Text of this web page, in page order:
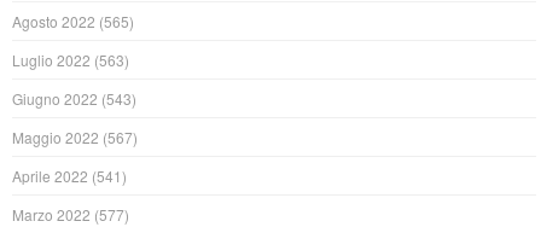
Agosto 2022 (565)
Luglio 2022 (563)
Giugno 2022 (543)
Maggio 2022 (567)
Aprile 2022 (541)
Marzo 2022 (577)